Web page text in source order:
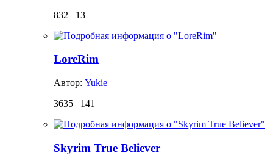
832
13
LoreRim
Автор: Yukie
3635
141
Skyrim True Believer